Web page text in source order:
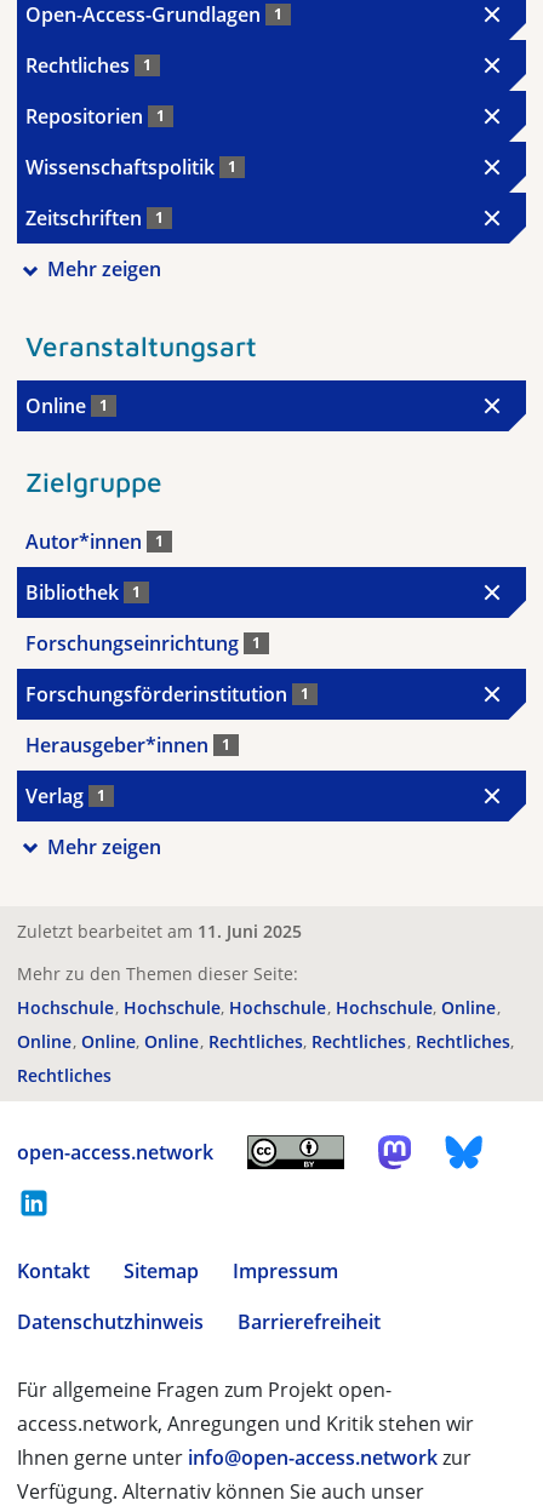
Open-Access-Grundlagen 1
Rechtliches 1
Repositorien 1
Wissenschaftspolitik 1
Zeitschriften 1
Mehr zeigen
Veranstaltungsart
Online 1
Zielgruppe
Autor*innen 1
Bibliothek 1
Forschungseinrichtung 1
Forschungsförderinstitution 1
Herausgeber*innen 1
Verlag 1
Mehr zeigen
Zuletzt bearbeitet am 11. Juni 2025
Mehr zu den Themen dieser Seite:
Hochschule Hochschule Hochschule Hochschule Online
Online Online Online Rechtliches Rechtliches Rechtliches
Rechtliches
open-access.network
Kontakt Sitemap
Impressum
Datenschutzhinweis
Barrierefreiheit
Für allgemeine Fragen zum Projekt open-
access.network, Anregungen und Kritik stehen wir
Ihnen gerne unter info@open-access.networkzur
Verfügung. Alternativ können Sie auch unser